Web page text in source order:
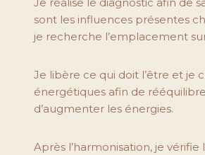
Je réalise le diagnostic afin de
sont les influences présentes
je recherche l’emplacement
Je libère ce qui doit l’être et je
énergétiques afin de
d’augmenter les énergies.
Après l’harmonisation, je vérifie